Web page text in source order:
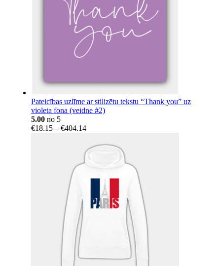
Pateicības uzlīme ar stilizētu tekstu “Thank you” uz
violeta fona (veidne #2)
5.00 no 5
€18.15 – €404.14Price
€18.15
through